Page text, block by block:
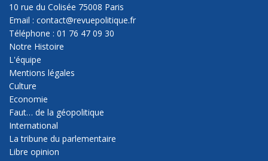
10 rue du Colisée 75008 Paris
Email : contact@revuepolitique.fr
Téléphone : 01 76 47 09 30
Notre Histoire
L'équipe
Mentions légales
Culture
Economie
Faut… de la géopolitique
International
La tribune du parlementaire
Libre opinion